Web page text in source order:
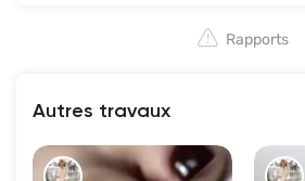
Rapports
Autres travaux